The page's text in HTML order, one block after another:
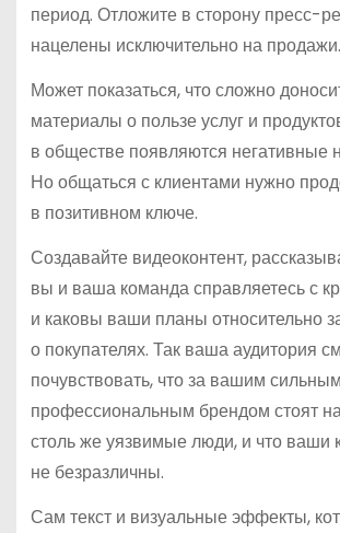
период. Отложите в сторону пресс-
нацелены исключительно на продажи.
Может показаться, что сложно
материалы о пользе услуг и
в обществе появляются негативные
Но общаться с клиентами нужно
в позитивном ключе.
Создавайте видеоконтент,
вы и ваша команда справляетесь с
и каковы ваши планы относительно
о покупателях. Так ваша аудитория
почувствовать, что за вашим сильным
профессиональным брендом стоят
столь же уязвимые люди, и что ваши
не безразличны.
Сам текст и визуальные эффекты,